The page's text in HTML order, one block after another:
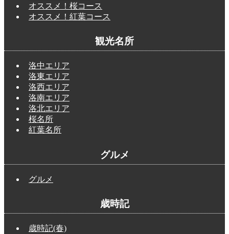
オススメ！桜コース
オススメ！紅葉コース
観光名所
洛中エリア
洛東エリア
洛西エリア
洛南エリア
洛北エリア
桜名所
紅葉名所
グルメ
グルメ
歳時記
歳時記(春)